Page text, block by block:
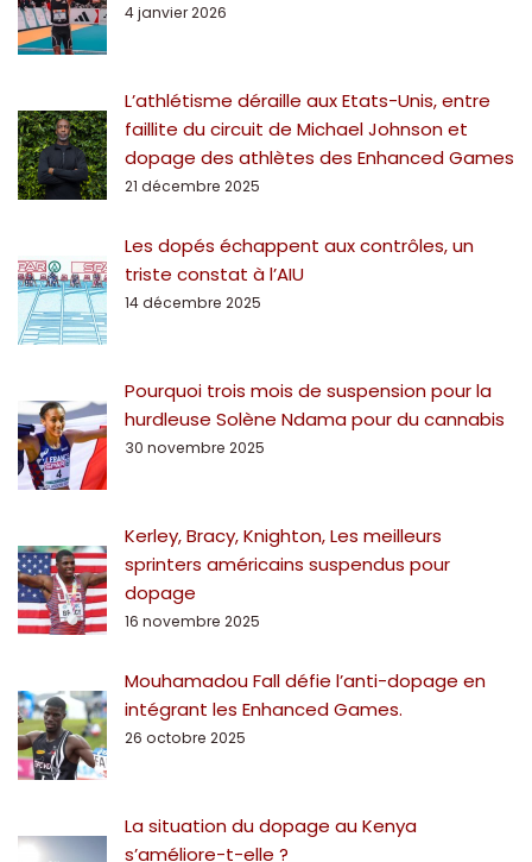
4 janvier 2026
L’athlétisme déraille aux Etats-Unis, entre
faillite du circuit de Michael Johnson et
dopage des athlètes des Enhanced Games
21 décembre 2025
Les dopés échappent aux contrôles, un
triste constat à l’AIU
14 décembre 2025
Pourquoi trois mois de suspension pour la
hurdleuse Solène Ndama pour du cannabis
30 novembre 2025
Kerley, Bracy, Knighton, Les meilleurs
sprinters américains suspendus pour
dopage
16 novembre 2025
Mouhamadou Fall défie l’anti-dopage en
intégrant les Enhanced Games.
26 octobre 2025
La situation du dopage au Kenya
s’améliore-t-elle ?